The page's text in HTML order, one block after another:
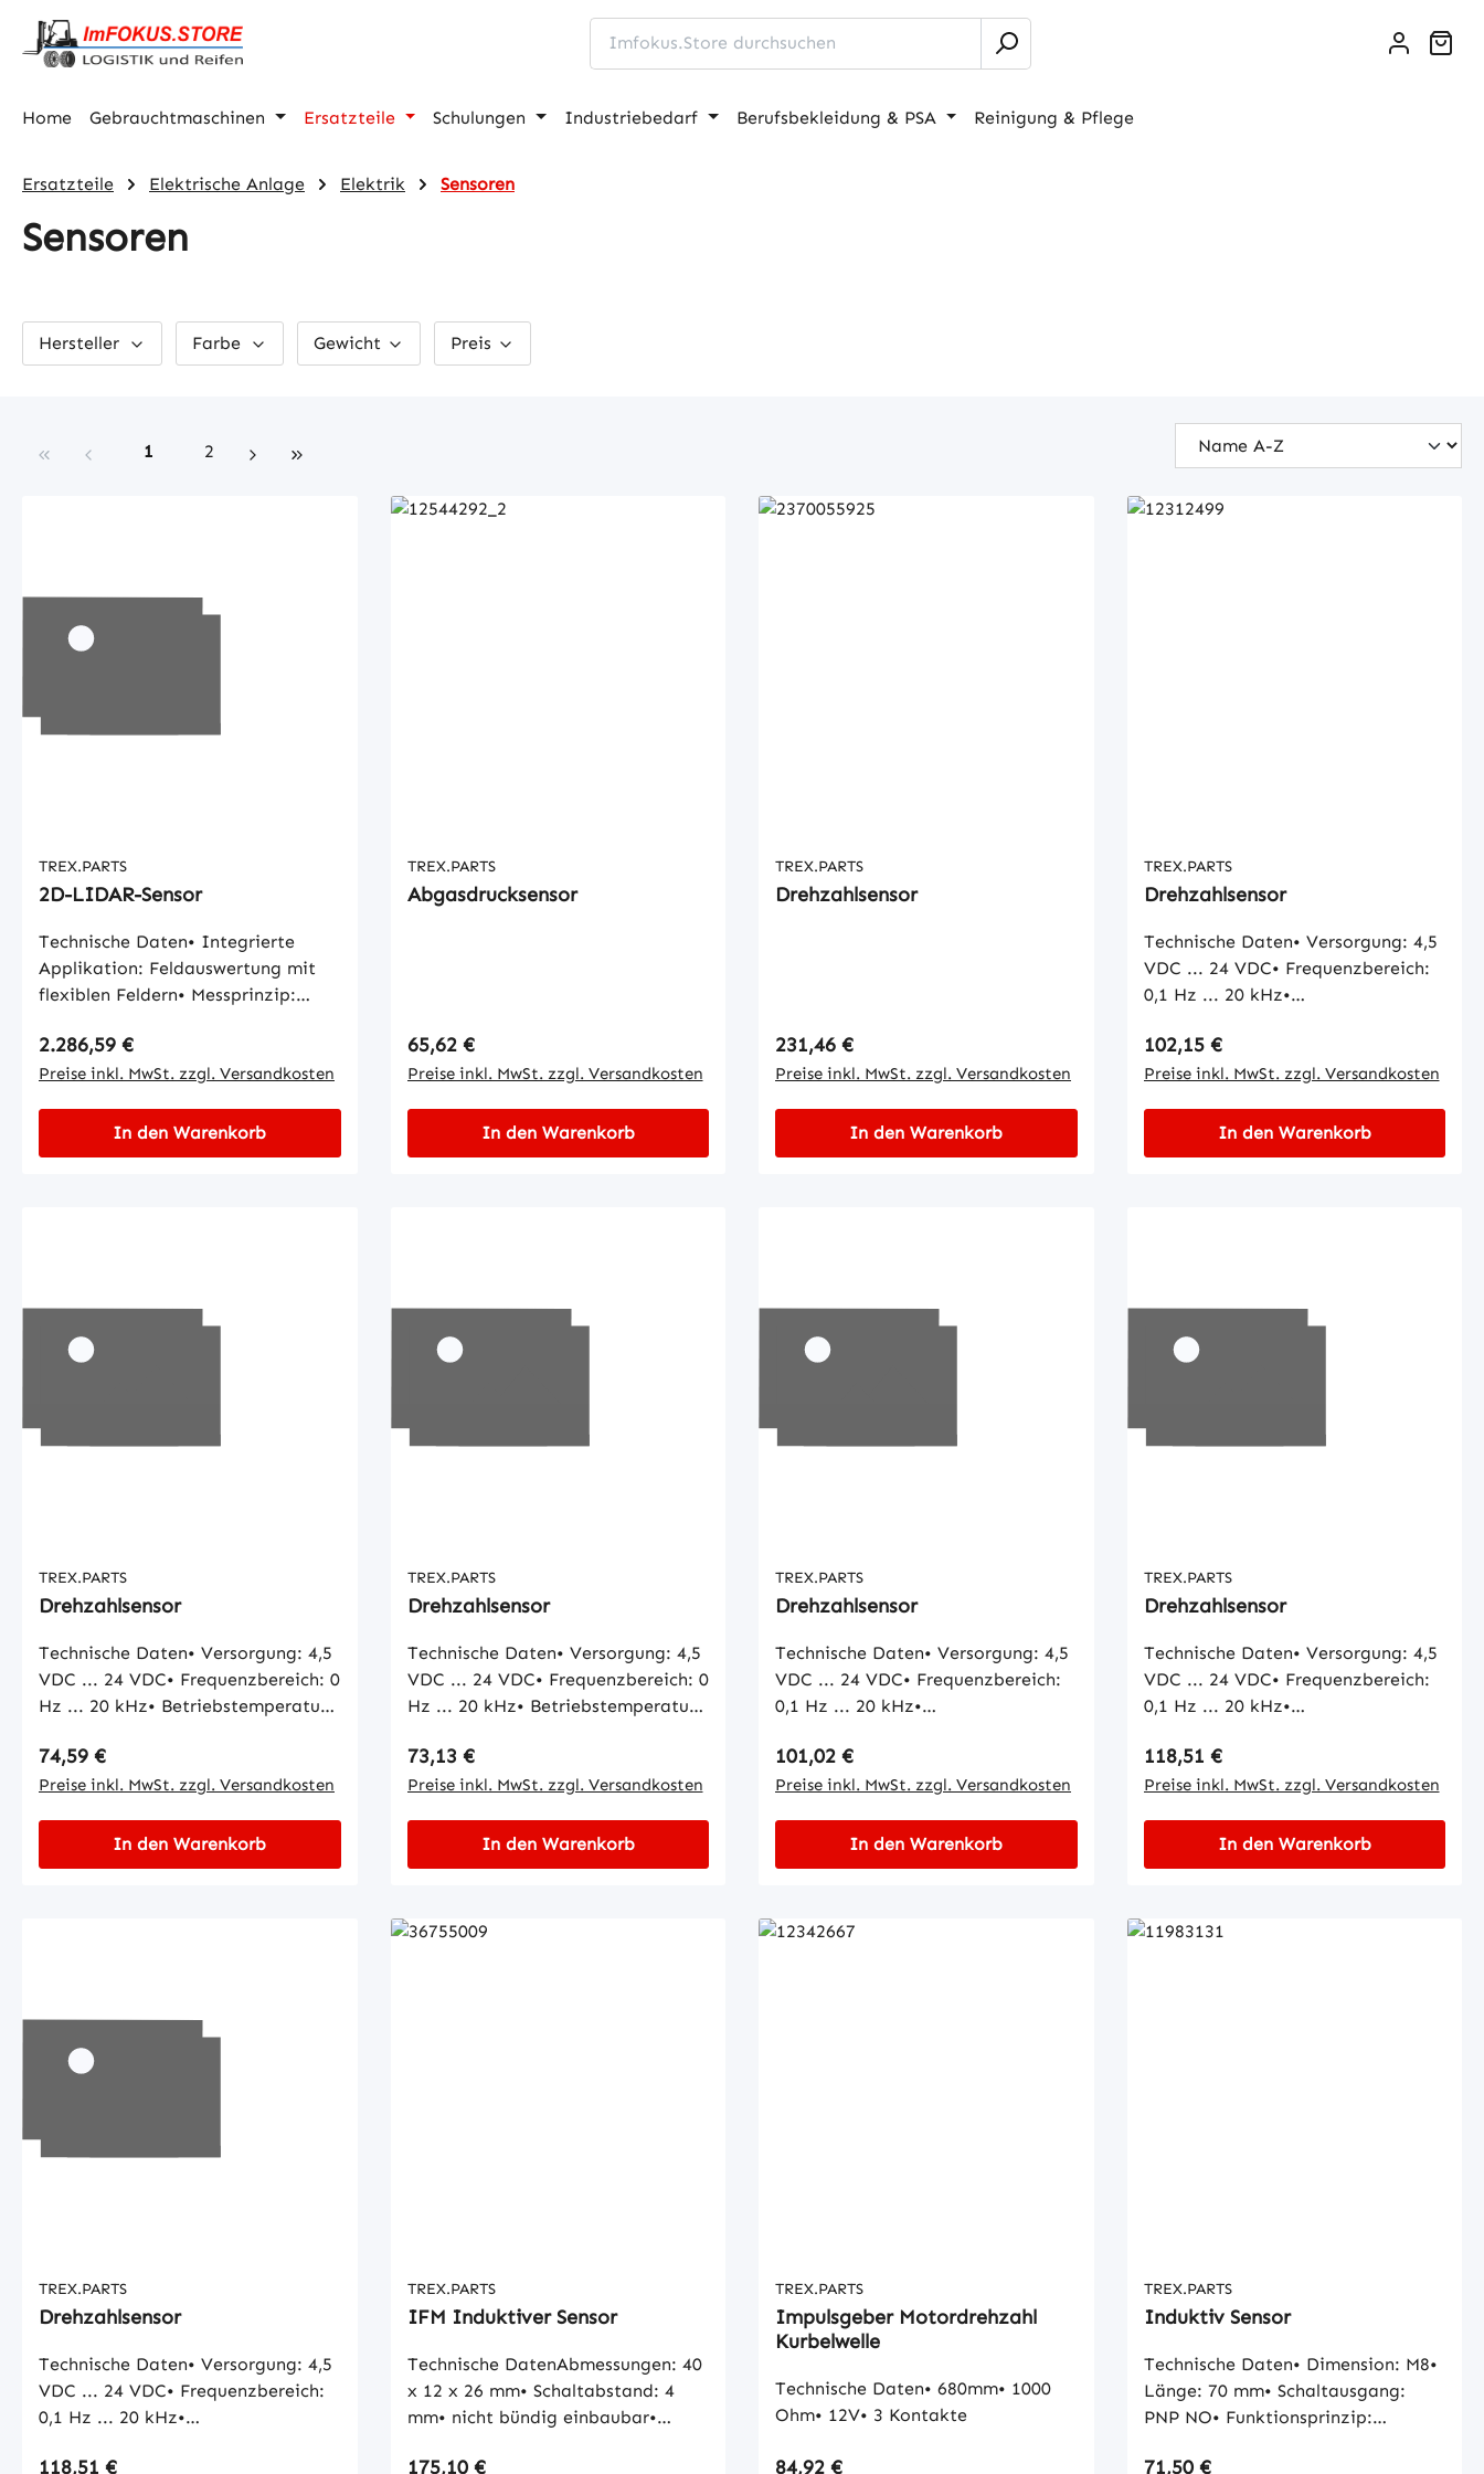
Hauptinhalt springen
Zur Suche springen
Zur Hauptnavigation springen
Home Gebrauchtmaschinen Ersatzteile Schulungen Industriebedarf Berufsbekleidung & PSA Reinigung & Pflege
Ersatzteile Elektrische Anlage Elektrik Sensoren
Sensoren
Hersteller Farbe Gewicht Preis
Seite
1 Seite
2
TREX.PARTS
2D-LIDAR-Sensor
Technische Daten• Integrierte
Applikation: Feldauswertung mit
flexiblen Feldern• Messprinzip:
Anzahl Feldsätze: 16
Regulärer Preis:
2.286,59 €
Preise inkl. MwSt. zzgl. Versandkosten
In den Warenkorb
TREX.PARTS
Abgasdrucksensor
Regulärer Preis:
65,62 €
Preise inkl. MwSt. zzgl. Versandkosten
In den Warenkorb
TREX.PARTS
Drehzahlsensor
Regulärer Preis:
231,46 €
Preise inkl. MwSt. zzgl. Versandkosten
In den Warenkorb
TREX.PARTS
Drehzahlsensor
Technische Daten• Versorgung: 4,5
VDC ... 24 VDC• Frequenzbereich:
0,1 Hz ... 20 kHz•
°C• Schutzart: IP65
Regulärer Preis:
102,15 €
Preise inkl. MwSt. zzgl. Versandkosten
In den Warenkorb
TREX.PARTS
Drehzahlsensor
Technische Daten• Versorgung: 4,5
VDC ... 24 VDC• Frequenzbereich: 0
Hz ... 20 kHz• Betriebstemperatur:
Regulärer Preis:
74,59 €
Preise inkl. MwSt. zzgl. Versandkosten
In den Warenkorb
TREX.PARTS
Drehzahlsensor
Technische Daten• Versorgung: 4,5
VDC ... 24 VDC• Frequenzbereich: 0
Hz ... 20 kHz• Betriebstemperatur:
Regulärer Preis:
73,13 €
Preise inkl. MwSt. zzgl. Versandkosten
In den Warenkorb
TREX.PARTS
Drehzahlsensor
Technische Daten• Versorgung: 4,5
VDC ... 24 VDC• Frequenzbereich:
0,1 Hz ... 20 kHz•
°C• Schutzart: IP65
Regulärer Preis:
101,02 €
Preise inkl. MwSt. zzgl. Versandkosten
In den Warenkorb
TREX.PARTS
Drehzahlsensor
Technische Daten• Versorgung: 4,5
VDC ... 24 VDC• Frequenzbereich:
0,1 Hz ... 20 kHz•
°C• Schutzart: IP65
Regulärer Preis:
118,51 €
Preise inkl. MwSt. zzgl. Versandkosten
In den Warenkorb
TREX.PARTS
Drehzahlsensor
Technische Daten• Versorgung: 4,5
VDC ... 24 VDC• Frequenzbereich:
0,1 Hz ... 20 kHz•
Regulärer Preis:
118,51 €
TREX.PARTS
IFM Induktiver Sensor
Technische DatenAbmessungen: 40
x 12 x 26 mm• Schaltabstand: 4
mm• nicht bündig einbaubar•
Regulärer Preis:
175,10 €
TREX.PARTS
Impulsgeber Motordrehzahl
Kurbelwelle
Technische Daten• 680mm• 1000
Ohm• 12V• 3 Kontakte
Regulärer Preis:
84,92 €
TREX.PARTS
Induktiv Sensor
Technische Daten• Dimension: M8•
Länge: 70 mm• Schaltausgang:
PNP NO• Funktionsprinzip:
Regulärer Preis:
71,50 €